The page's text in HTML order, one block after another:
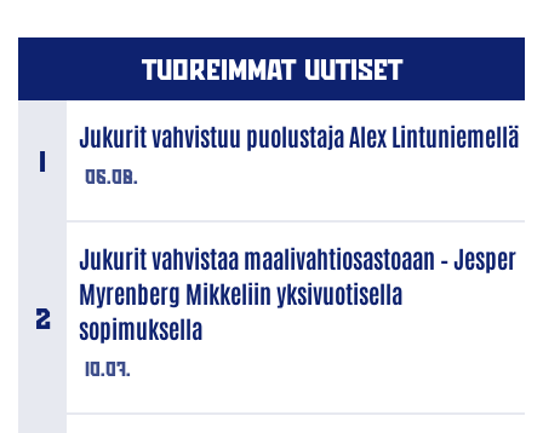
TUOREIMMAT UUTISET
06.08.
Jukurit vahvistuu puolustaja Alex Lintuniemellä
10.07.
Jukurit vahvistaa maalivahtiosastoaan – Jesper
Myrenberg Mikkeliin yksivuotisella
sopimuksella